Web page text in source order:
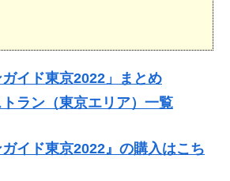
ガイド東京2022」まとめ
ラン（東京エリア）一覧
ガイド東京2022』の購入はこち